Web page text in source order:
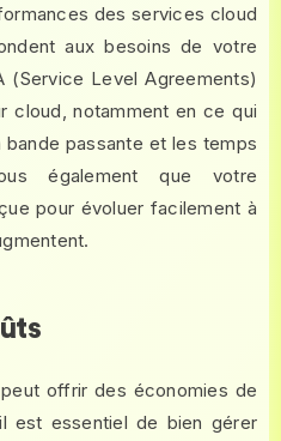
des services cloud
aux besoins de votre
(Service Level Agreements)
cloud, notamment en ce qui
passante et les temps
également que votre
pour évoluer facilement à
offrir des économies de
est essentiel de bien gérer